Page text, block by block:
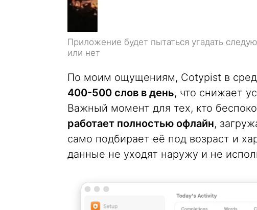
Приложение будет пытаться угадать
или нет
По моим ощущениям, Cotypist в
400-500 слов в день, что снижает
Важный момент для тех, кто
работает полностью офлайн,
само подбирает её под возраст и
данные не уходят наружу и не